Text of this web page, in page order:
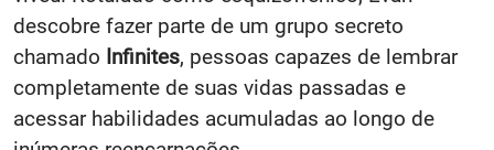
descobre fazer parte de um grupo secreto
chamado Infinites, pessoas capazes de lembrar
completamente de suas vidas passadas e
acessar habilidades acumuladas ao longo de